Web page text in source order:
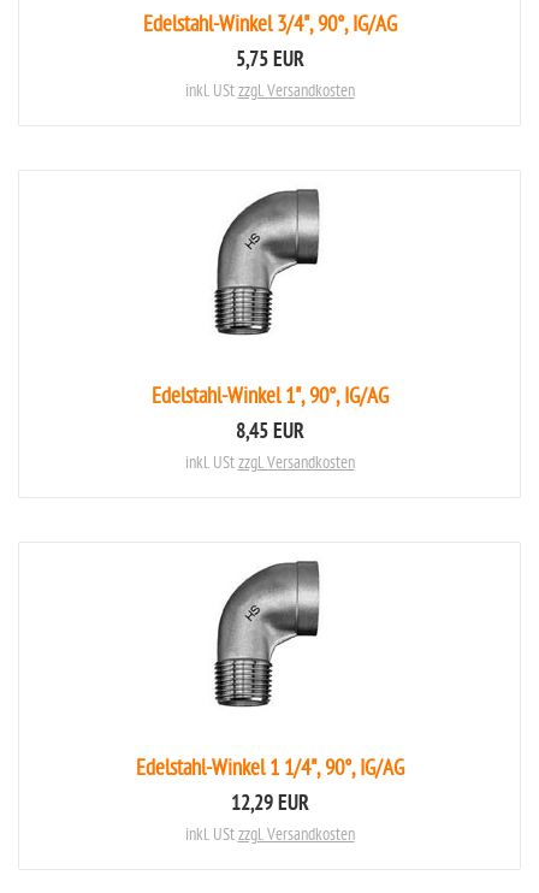
Edelstahl-Winkel 3/4", 90°, IG/AG
5,75 EUR
inkl. UStzzgl. Versandkosten
Edelstahl-Winkel 1", 90°, IG/AG
8,45 EUR
inkl. UStzzgl. Versandkosten
Edelstahl-Winkel 1 1/4", 90°, IG/AG
12,29 EUR
inkl. UStzzgl. Versandkosten